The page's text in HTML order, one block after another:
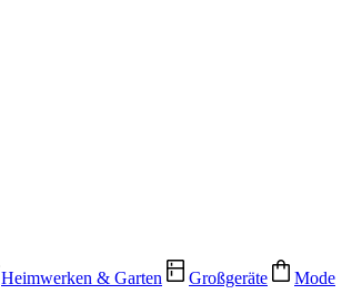
Heimwerken & Garten Großgeräte Mode